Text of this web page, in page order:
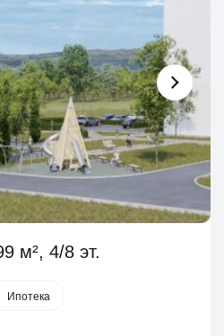
м², 4/8 эт.
Ипотека